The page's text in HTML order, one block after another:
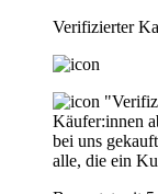
Verifizierter
Käufer:innen
bei uns
alle, die ein